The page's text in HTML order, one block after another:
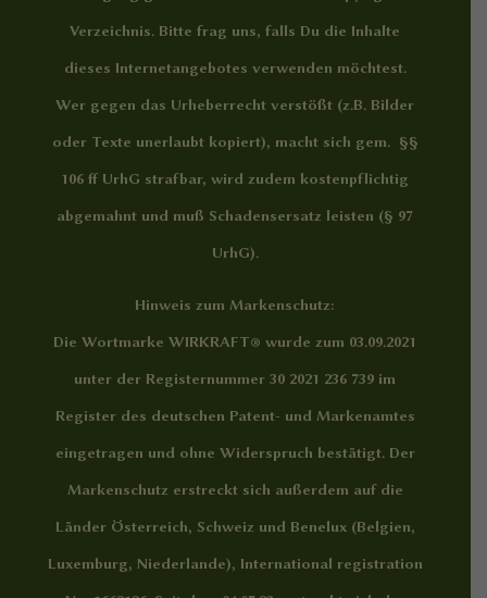
Verzeichnis. Bitte frag uns, falls Du die Inhalte
dieses Internetangebotes verwenden möchtest.
Wer gegen das Urheberrecht verstößt (z.B. Bilder
oder Texte unerlaubt kopiert), macht sich gem. §§
106 ff UrhG strafbar, wird zudem kostenpflichtig
abgemahnt und muß Schadensersatz leisten (§ 97
UrhG).
Hinweis zum Markenschutz:
Die Wortmarke WIRKRAFT® wurde zum 03.09.2021
unter der Registernummer 30 2021 236 739 im
Register des deutschen Patent- und Markenamtes
eingetragen und ohne Widerspruch bestätigt. Der
Markenschutz erstreckt sich außerdem auf die
Länder Österreich, Schweiz und Benelux (Belgien,
Luxemburg, Niederlande), International registration